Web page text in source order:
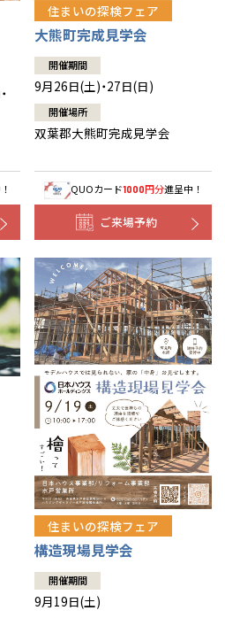
住まいの探検フェア
大熊町完成見学会
開催期間
9月26日(土)・27日(日)
開催場所
双葉郡大熊町完成見学会
QUOカード1000円分進呈中！
ご来場予約
住まいの探検フェア
構造現場見学会
開催期間
9月19日(土)